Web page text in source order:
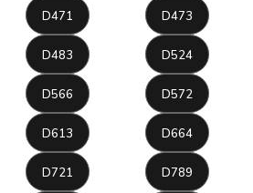
D471 D473
D483 D524
D566 D572
D613 D664
D721 D789